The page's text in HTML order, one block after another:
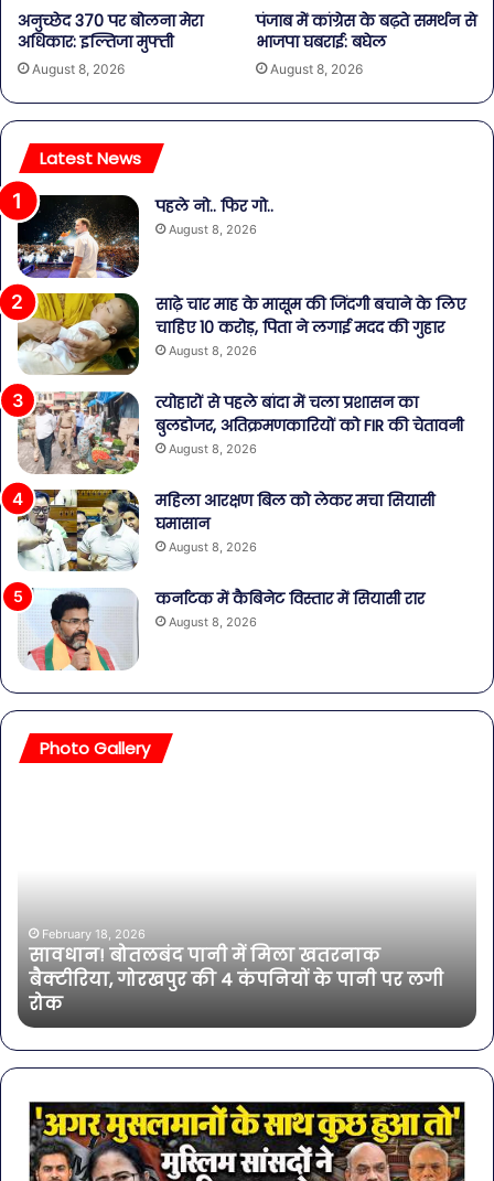
अनुच्छेद 370 पर बोलना मेरा
अधिकार: इल्तिजा मुफ्ती
August 8, 2026
पंजाब में कांग्रेस के बढ़ते समर्थन से
भाजपा घबराई: बघेल
August 8, 2026
Latest News
पहले नो.. फिर गो..
August 8, 2026
साढ़े चार माह के मासूम की जिंदगी बचाने के लिए
चाहिए 10 करोड़, पिता ने लगाई मदद की गुहार
August 8, 2026
त्योहारों से पहले बांदा में चला प्रशासन का
बुलडोजर, अतिक्रमणकारियों को FIR की चेतावनी
August 8, 2026
महिला आरक्षण बिल को लेकर मचा सियासी
घमासान
August 8, 2026
कर्नाटक में कैबिनेट विस्तार में सियासी रार
August 8, 2026
Photo Gallery
बैक्टीरिया,
गोरखपुर
की
कंपनियों
के
पानी
लगी
रोक
February 18, 2026
सावधान! बोतलबंद पानी में मिला खतरनाक
बैक्टीरिया, गोरखपुर की 4 कंपनियों के पानी पर लगी
रोक